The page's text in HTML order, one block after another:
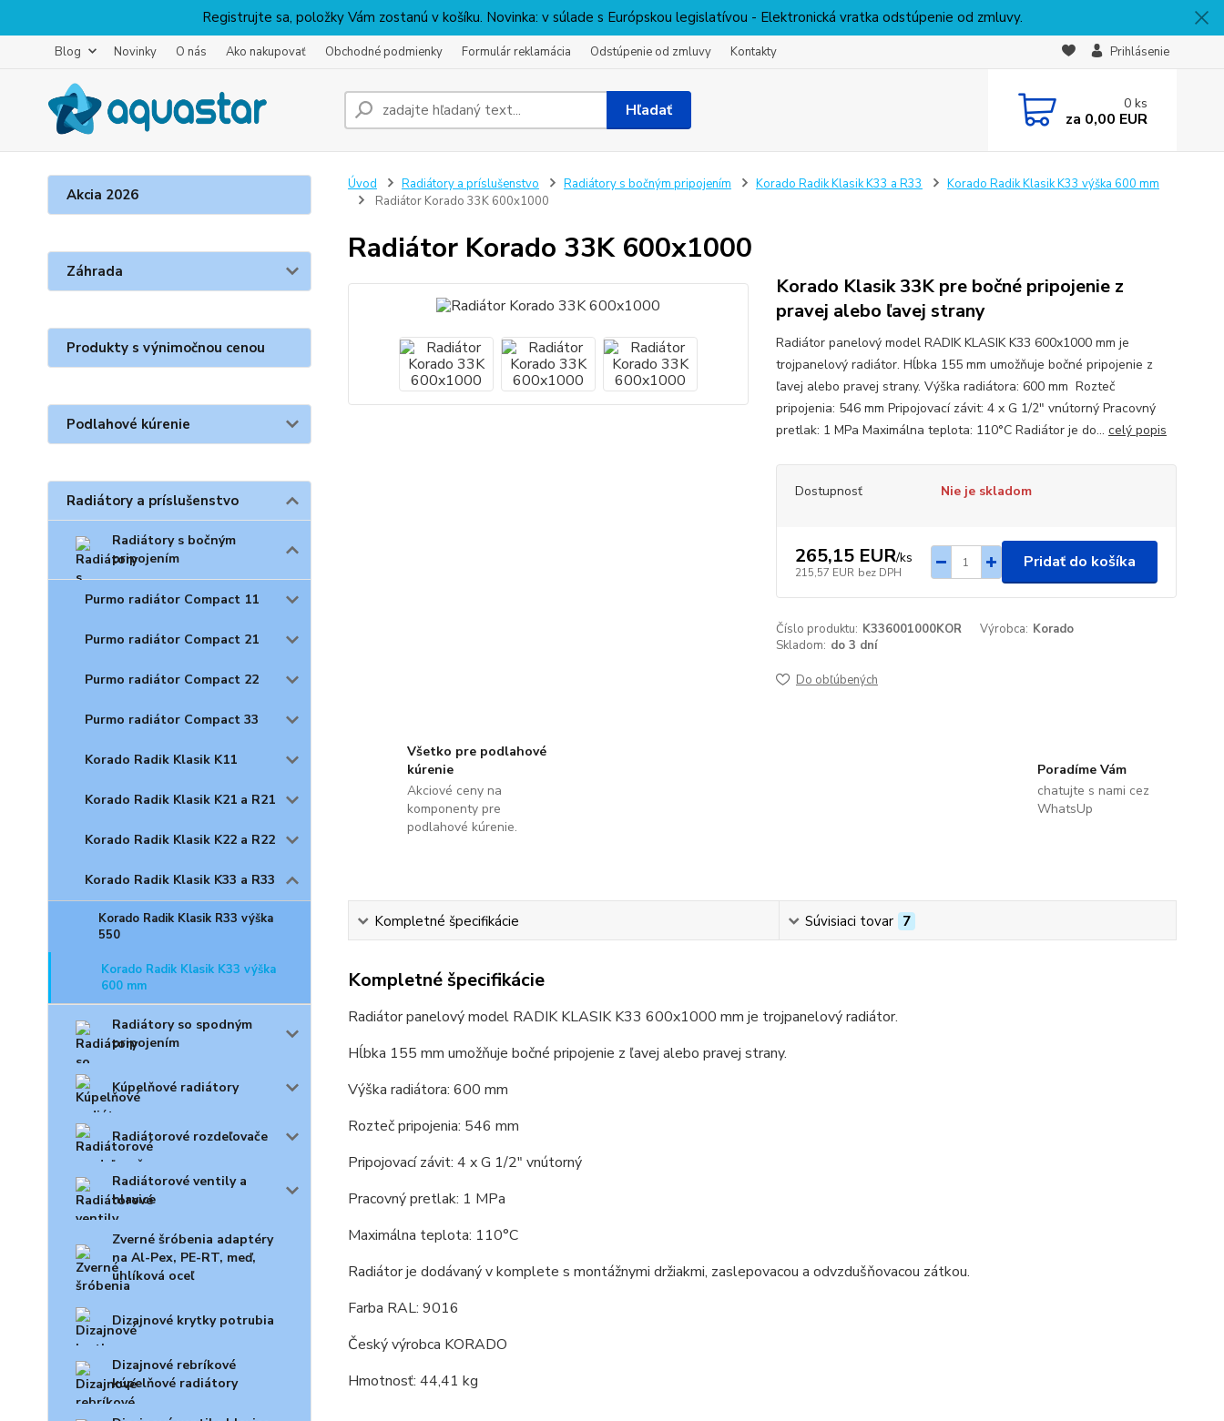
Registrujte sa, položky Vám zostanú v košíku. Novinka: v súlade s Európskou legislatívou - Elektronická vratka odstúpenie od zmluvy.
Blog Novinky O nás Ako nakupovať Obchodné podmienky Formulár reklamácia Odstúpenie od zmluvy Kontakty Prihlásenie
Hľadať 0 ks
za 0,00 EUR
Akcia 2026
Záhrada
Produkty s výnimočnou cenou
Podlahové kúrenie
Radiátory a príslušenstvo
Radiátory s bočným
pripojením
Purmo radiátor Compact 11
Purmo radiátor Compact 21
Purmo radiátor Compact 22
Purmo radiátor Compact 33
Korado Radik Klasik K11
Korado Radik Klasik K21 a R21
Korado Radik Klasik K22 a R22
Korado Radik Klasik K33 a R33
Korado Radik Klasik R33 výška
550
Korado Radik Klasik K33 výška
600 mm
Radiátory so spodným
pripojením
Kúpelňové radiátory
Radiátorové rozdeľovače
Radiátorové ventily a
hlavice
Zverné šróbenia adaptéry
na Al-Pex, PE-RT, meď,
uhlíková oceľ
Dizajnové krytky potrubia
Dizajnové rebríkové
kúpelňové radiátory
Úvod Radiátory a príslušenstvo Radiátory s bočným pripojením Korado Radik Klasik K33 a R33
Korado Radik Klasik K33 výška 600 mm
Radiátor Korado 33K 600x1000
Radiátor Korado 33K 600x1000
Korado Klasik 33K pre bočné pripojenie z
pravej alebo ľavej strany
Radiátor panelový model RADIK KLASIK K33 600x1000 mm je
trojpanelový radiátor. Hĺbka 155 mm umožňuje bočné pripojenie z
ľavej alebo pravej strany. Výška radiátora: 600 mm Rozteč
pripojenia: 546 mm Pripojovací závit: 4 x G 1/2" vnútorný Pracovný
pretlak: 1 MPa Maximálna teplota: 110°C Radiátor je do... celý popis
Dostupnosť Nie je skladom
265,15 EUR/ks
215,57 EUR bez DPH
Pridať do košíka
Číslo produktu: K336001000KOR Výrobca: Korado
Skladom: do 3 dní
Do obľúbených
Všetko pre podlahové
kúrenie
Akciové ceny na
komponenty pre
podlahové kúrenie.
Poradíme Vám
chatujte s nami cez
WhatsUp
Kompletné špecifikácie Súvisiaci tovar 7
Kompletné špecifikácie
Radiátor panelový model RADIK KLASIK K33 600x1000 mm je trojpanelový radiátor.
Hĺbka 155 mm umožňuje bočné pripojenie z ľavej alebo pravej strany.
Výška radiátora: 600 mm
Rozteč pripojenia: 546 mm
Pripojovací závit: 4 x G 1/2" vnútorný
Pracovný pretlak: 1 MPa
Maximálna teplota: 110°C
Radiátor je dodávaný v komplete s montážnymi držiakmi, zaslepovacou a odvzdušňovacou zátkou.
Farba RAL: 9016
Český výrobca KORADO
Hmotnosť: 44,41 kg